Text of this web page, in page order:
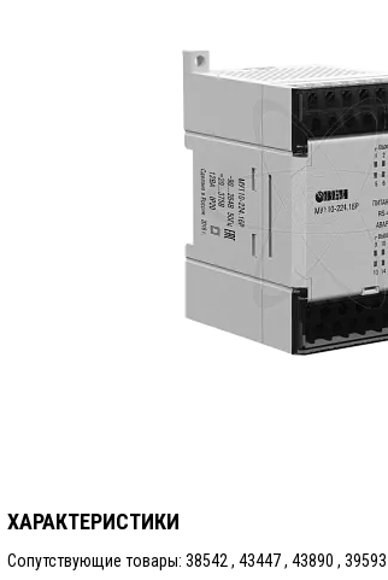
ХАРАКТЕРИСТИКИ
Сопутствующие товары: 38542 , 43447 , 43890 , 39593